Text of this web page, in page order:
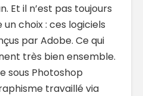
Et il n’est pas toujours
choix : ces logiciels
par Adobe. Ce qui
très bien ensemble.
sous Photoshop
travaillé via